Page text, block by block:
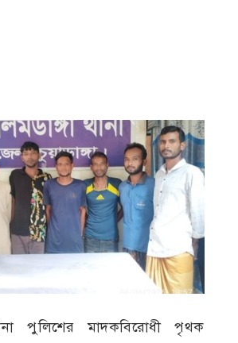
পুলিশের মাদকবিরোধী পৃথক